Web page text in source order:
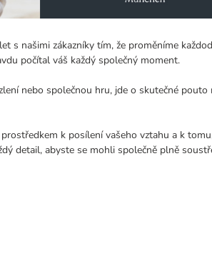
s našimi zákazníky tím, že proměníme
počítal váš každý společný moment.
nebo společnou hru, jde o skutečné pouto
k posílení vašeho vztahu a k
detail, abyste se mohli společně plně